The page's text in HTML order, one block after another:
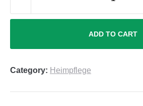
ADD TO CART
Category: Heimpflege